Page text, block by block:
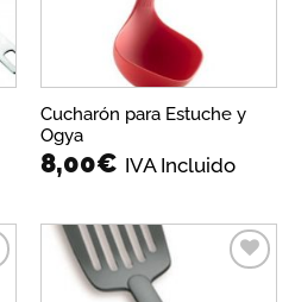
Cucharón para Estuche y
Ogya
8,00€ IVA Incluido